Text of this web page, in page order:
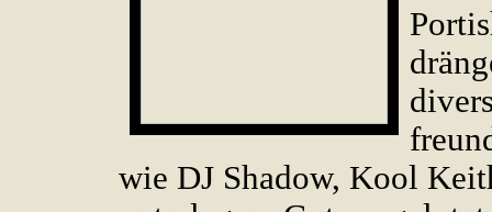
wie DJ Shadow, Kool